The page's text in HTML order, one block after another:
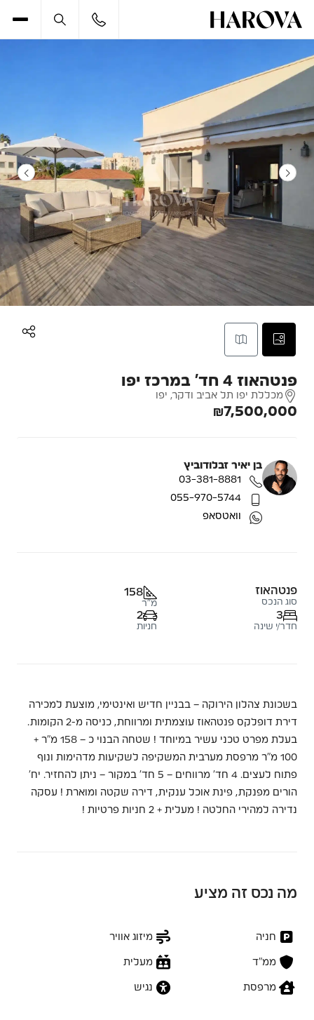
פנטהאוז 4 חד’ במרכז יפו
מכללת יפו תל אביב ודקר, יפו
₪7,500,000
בן יאיר זבלודוביץ
03-381-8881
055-970-5744
וואטסאפ
פנטהאוז
סוג הנכס
158
מ"ר
3
חדר/י שינה
2
חניות
בשכונת צהלון הירוקה – בבניין חדיש ואינטימי, מוצעת למכירה
דירת דופלקס פנטהאוז עוצמתית ומרווחת, כניסה מ-2 הקומות.
בעלת מפרט טכני עשיר במיוחד ! שטחה הבנוי כ – 158 מ”ר +
100 מ”ר מרפסת מערבית המשקיפה לשקיעות מדהימות ונוף
פתוח לעצים. 4 חד’ מרווחים – 5 חד’ במקור – ניתן להחזיר. יח’
הורים מפנקת, פינת אוכל ענקית, דירה שקטה ומוארת ! עסקה
נדירה למהירי החלטה ! מעלית + 2 חניות פרטיות !
מה נכס זה מציע
חניה מיזוג אוויר
ממ״ד מעלית
מרפסת נגיש